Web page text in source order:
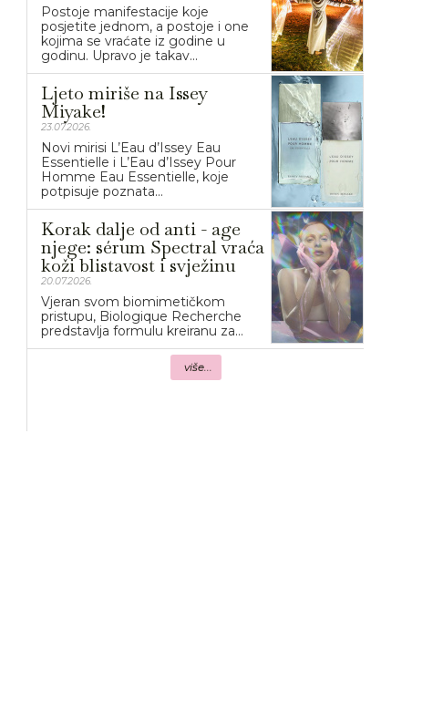
Postoje manifestacije koje
posjetite jednom, a postoje i one
kojima se vraćate iz godine u
godinu. Upravo je takav...
Ljeto miriše na Issey
Miyake!
23.07.2026.
Novi mirisi L’Eau d’Issey Eau
Essentielle i L’Eau d’Issey Pour
Homme Eau Essentielle, koje
potpisuje poznata...
Korak dalje od anti - age
njege: sérum Spectral vraća
koži blistavost i svježinu
20.07.2026.
Vjeran svom biomimetičkom
pristupu, Biologique Recherche
predstavlja formulu kreiranu za...
više...